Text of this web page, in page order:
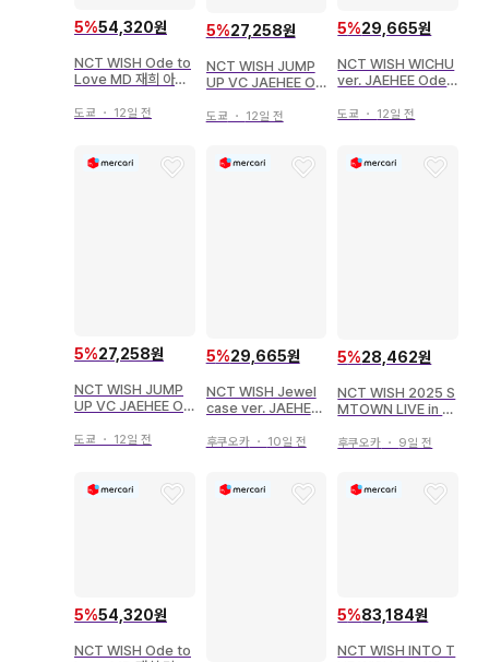
5%54,320원
NCT WISH Ode to
Love MD 재희 아크
도쿄 ・ 12일 전
5%27,258원
NCT WISH JUMP
UP VC JAEHEE Od
도쿄 ・ 12일 전
5%29,665원
NCT WISH WICHU
ver. JAEHEE Ode t
도쿄 ・ 12일 전
5%27,258원
NCT WISH JUMP
UP VC JAEHEE Od
도쿄 ・ 12일 전
5%29,665원
NCT WISH Jewel
case ver. JAEHEE
솔로
후쿠오카・ 10일 전
5%28,462원
NCT WISH 2025 S
MTOWN LIVE in T
덤 포토 카드 트레이딩
후쿠오카 ・ 9일 전
5%54,320원
NCT WISH Ode to
5%83,184원
NCT WISH INTO T